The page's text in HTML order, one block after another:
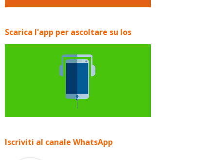
Scarica l'app per ascoltare su Ios
Iscriviti al canale WhatsApp